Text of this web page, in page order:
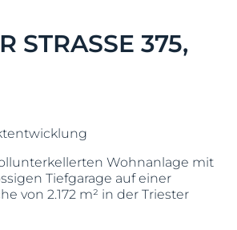
STRASSE 375,
Wohnanlage mit
Tiefgarage auf einer
von 2.172 m² in der Triester